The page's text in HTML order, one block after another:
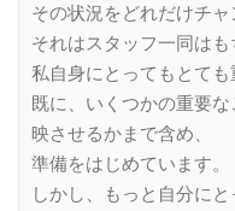
その状況をどれだけチャ
それはスタッフ一同はも
私自身にとってもとても
既に、いくつかの重要
映させるかまで含め、
準備をはじめています。
しかし、もっと自分に